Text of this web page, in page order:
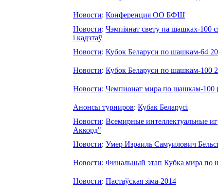
Новости: Конференция ОО БФШ
Новости: Чэмпiянат свету па шашках-100
i кадэтаў
Новости: Кубок Беларуси по шашкам-64
Новости: Кубок Беларуси по шашкам-100
Новости: Чемпионат мира по шашкам-100
Анонсы турниров: Кубак Беларусі
Новости: Всемирные интеллектуальные
Аккорд"
Новости: Умер Израиль Самуилович
Новости: Финальный этап Кубка мира по
Новости: Пастаўская зіма-2014